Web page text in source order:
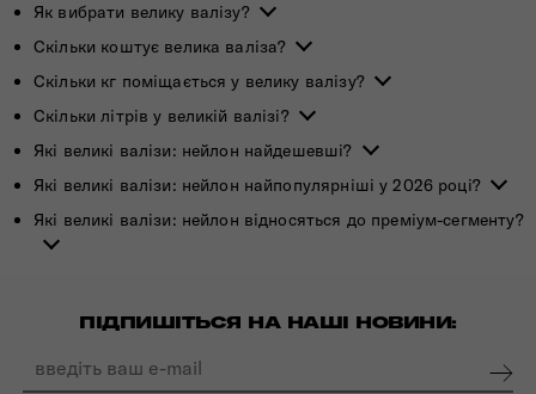
Як вибрати велику валізу?
Скільки коштує велика валіза?
Скільки кг поміщається у велику валізу?
Скільки літрів у великій валізі?
Які великі валізи: нейлон найдешевші?
Які великі валізи: нейлон найпопулярніші у 2026 році?
Які великі валізи: нейлон відносяться до преміум-сегменту?
ПІДПИШІТЬСЯ НА НАШІ НОВИНИ: